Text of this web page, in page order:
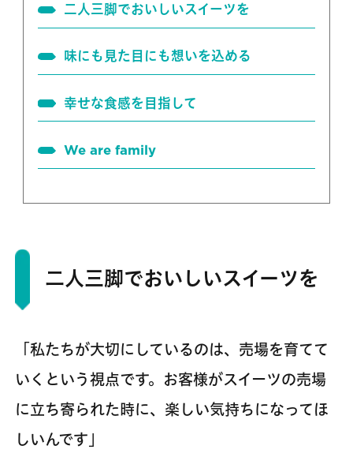
二人三脚でおいしいスイーツを
味にも見た目にも想いを込める
幸せな食感を目指して
We are family
二人三脚でおいしいスイーツを
「私たちが大切にしているのは、売場を育てて
いくという視点です。お客様がスイーツの売場
に立ち寄られた時に、楽しい気持ちになってほ
しいんです」